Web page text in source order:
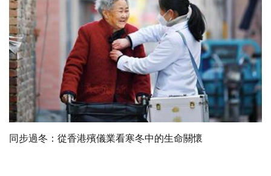
同步過冬：從香港殯儀業看寒冬中的生命關懷